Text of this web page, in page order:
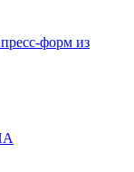
форм из